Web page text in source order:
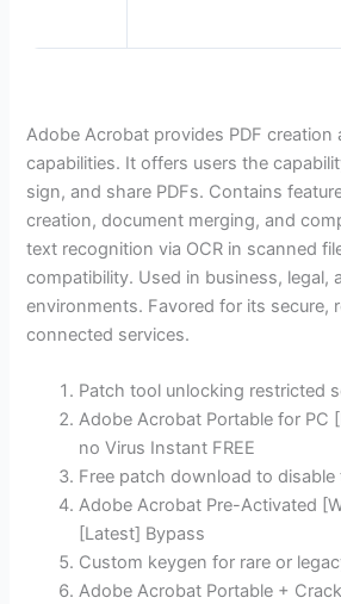
Adobe Acrobat provides PDF creation
capabilities. It offers users the
sign, and share PDFs. Contains
creation, document merging, and
text recognition via OCR in scanned
compatibility. Used in business, legal,
environments. Favored for its secure,
connected services.
Patch tool unlocking restricted
Adobe Acrobat Portable for PC
no Virus Instant FREE
Free patch download to disable
Adobe Acrobat Pre-Activated
[Latest] Bypass
Custom keygen for rare or
Adobe Acrobat Portable +